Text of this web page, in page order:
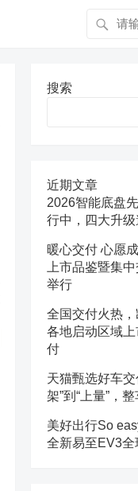
搜索
近期文章
2026智能底盘
行中，四大升
暖心交付 心愿
上市品鉴暨集
举行
全国交付火热
各地启动区域
付
天猫甄选好车
架”到“上量”，
美好出行So
全新易至EV3